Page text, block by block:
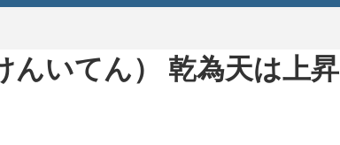
いてん） 乾為天は上昇